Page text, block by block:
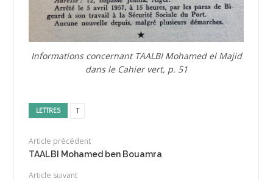
Informations concernant TAALBI Mohamed el Majid
dans le Cahier vert, p. 51
LETTRES T
Article précédent
TAALBI Mohamed ben Bouamra
Article suivant